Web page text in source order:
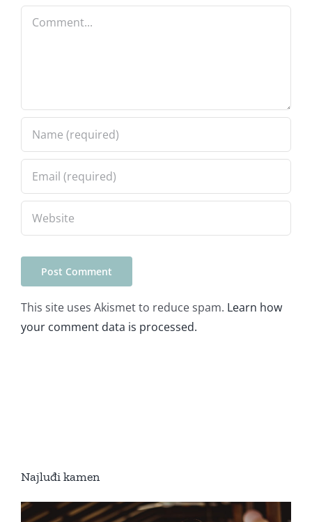
Comment
This site uses Akismet to reduce spam. Learn how
your comment data is processed.
Najluđi kamen